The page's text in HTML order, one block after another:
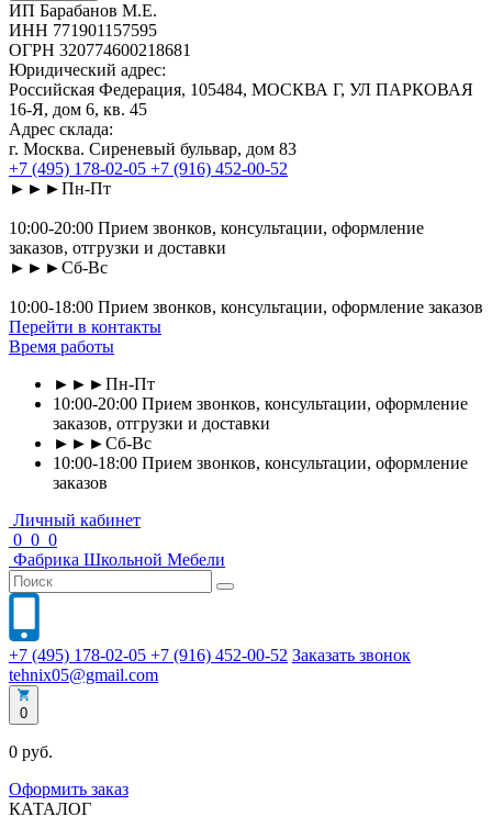
ИП Барабанов М.Е.
ИНН 771901157595
ОГРН 320774600218681
Юридический адрес:
Российская Федерация, 105484, МОСКВА Г, УЛ ПАРКОВАЯ
16-Я, дом 6, кв. 45
Адрес склада:
г. Москва. Сиреневый бульвар, дом 83
+7 (495) 178-02-05 +7 (916) 452-00-52
►►►Пн-Пт
10:00-20:00 Прием звонков, консультации, оформление
заказов, отгрузки и доставки
►►►Сб-Вс
10:00-18:00 Прием звонков, консультации, оформление заказов
Перейти в контакты
Время работы
►►►Пн-Пт
10:00-20:00 Прием звонков, консультации, оформление
заказов, отгрузки и доставки
►►►Сб-Вс
10:00-18:00 Прием звонков, консультации, оформление
заказов
Личный кабинет
0 0 0
Фабрика Школьной Мебели
+7 (495) 178-02-05 +7 (916) 452-00-52 Заказать звонок
tehnix05@gmail.com
0
0 руб.
Оформить заказ
КАТАЛОГ